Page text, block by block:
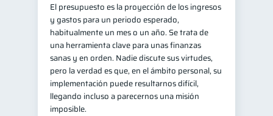
Productos financieros 11
Organización Financiera 10
Deudas
Entidad financiera 8
Préstamos 8 Ahorro
Tarjeta de crédito
El presupuesto es la proyección de los ingresos
y gastos para un periodo esperado,
habitualmente un mes o un año. Se trata de
una herramienta clave para unas finanzas
sanas y en orden. Nadie discute sus virtudes,
pero la verdad es que, en el ámbito personal, su
implementación puede resultarnos difícil,
llegando incluso a parecernos una misión
imposible.